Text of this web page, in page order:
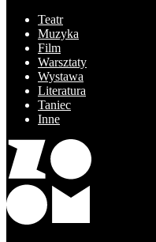
Teatr
Muzyka
Film
Warsztaty
Wystawa
Literatura
Taniec
Inne